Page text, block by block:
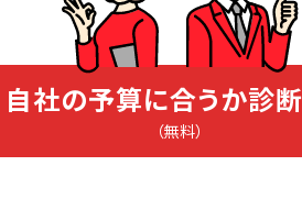
自社の予算に合うか診
（無料）